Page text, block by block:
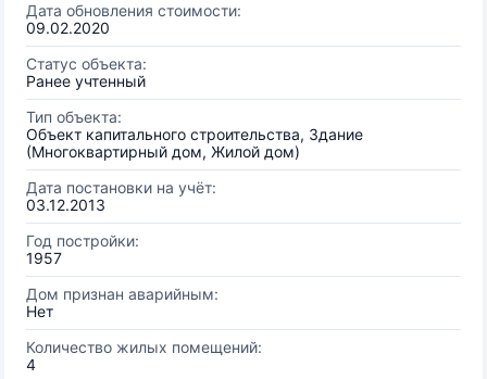
Дата обновления стоимости:
09.02.2020
Статус объекта:
Ранее учтенный
Тип объекта:
Объект капитального строительства, Здание
(Многоквартирный дом, Жилой дом)
Дата постановки на учёт:
03.12.2013
Год постройки:
1957
Дом признан аварийным:
Нет
Количество жилых помещений:
4